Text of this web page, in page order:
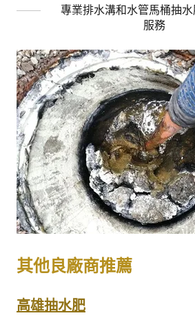
專業排水溝和水管馬桶抽
服務
其他良廠商推薦
高雄抽水肥